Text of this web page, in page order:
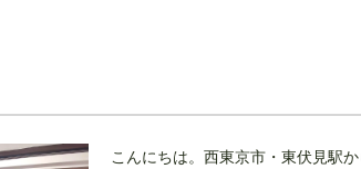
こんにちは。西東京市・東伏見駅か